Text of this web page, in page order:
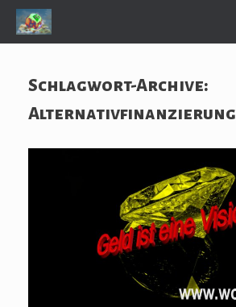
Zum
Inhalt
springen
Schlagwort-Archive: